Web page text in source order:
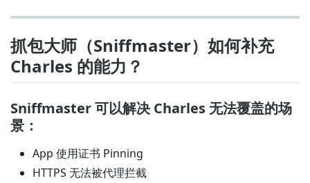
抓包大师（Sniffmaster）如何补充
Charles 的能力？
Sniffmaster 可以解决 Charles 无法覆盖的场
景：
App 使用证书 Pinning
HTTPS 无法被代理拦截